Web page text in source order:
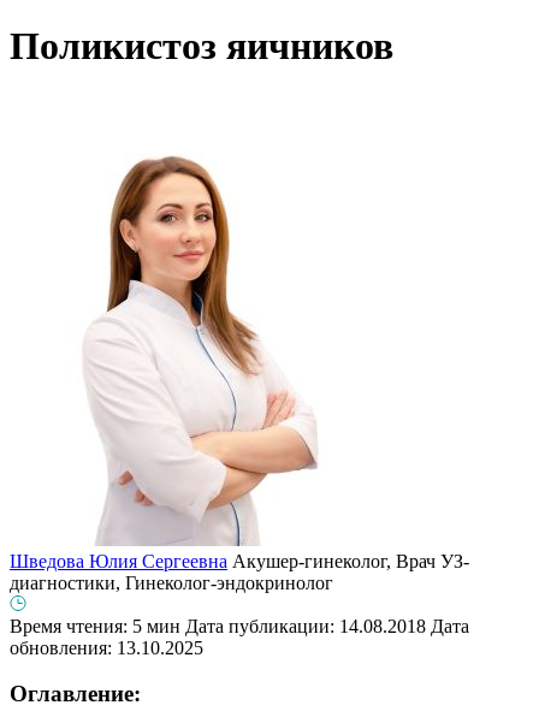
Поликистоз яичников
Шведова Юлия Сергеевна Акушер-гинеколог, Врач УЗ-
диагностики, Гинеколог-эндокринолог
Время чтения: 5 мин Дата публикации: 14.08.2018 Дата
обновления: 13.10.2025
Оглавление: